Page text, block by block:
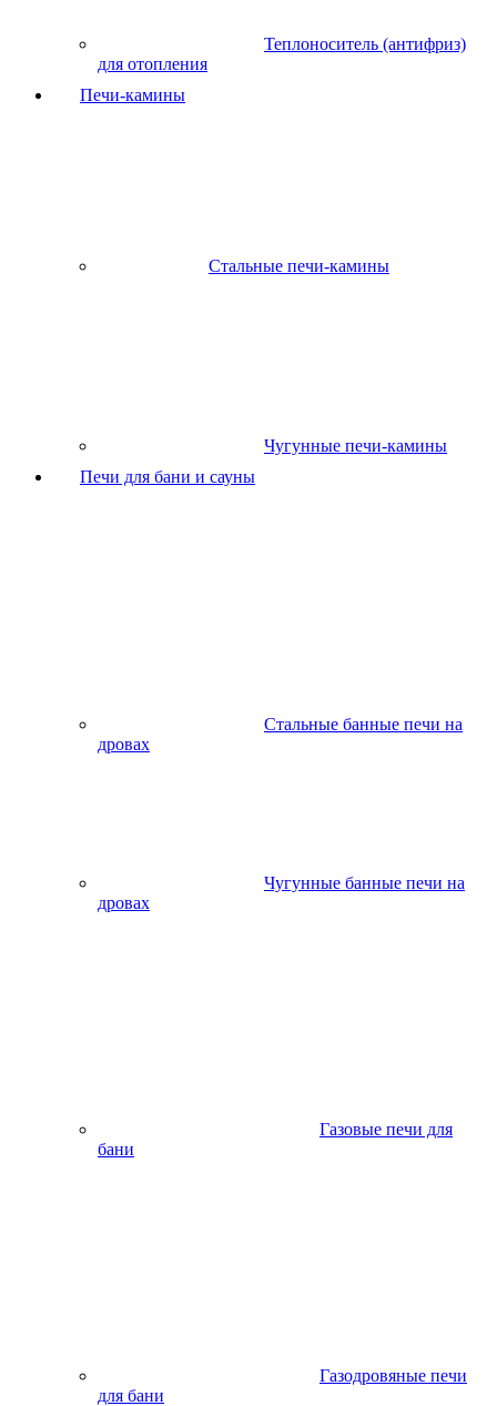
Теплоноситель (антифриз)
для отопления
Печи-камины
Стальные печи-камины
Чугунные печи-камины
Печи для бани и сауны
Стальные банные печи на
дровах
Чугунные банные печи на
дровах
Газовые печи для
бани
Газодровяные печи
для бани